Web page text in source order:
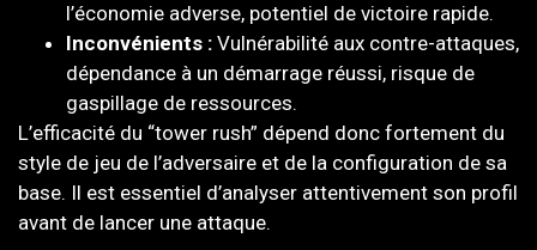
l’économie adverse, potentiel de victoire rapide.
Inconvénients : Vulnérabilité aux contre-attaques,
dépendance à un démarrage réussi, risque de
gaspillage de ressources.
L’efficacité du “tower rush” dépend donc fortement du
style de jeu de l’adversaire et de la configuration de sa
base. Il est essentiel d’analyser attentivement son profil
avant de lancer une attaque.